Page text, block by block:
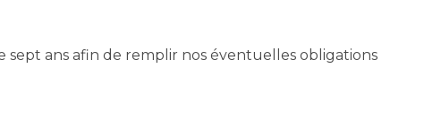
sept ans afin de remplir nos éventuelles obligations